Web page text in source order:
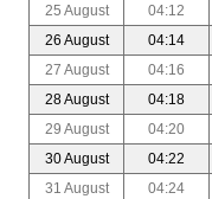
25 August
04:12
26 August
04:14
27 August
04:16
28 August
04:18
29 August
04:20
30 August
04:22
31 August
04:24